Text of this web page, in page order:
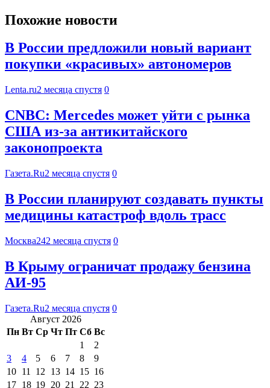
Похожие новости
В России предложили новый вариант
покупки «красивых» автономеров
Lenta.ru2 месяца спустя 0
CNBC: Mercedes может уйти с рынка
США из-за антикитайского
законопроекта
Газета.Ru2 месяца спустя 0
В России планируют создавать пункты
медицины катастроф вдоль трасс
Москва242 месяца спустя 0
В Крыму ограничат продажу бензина
АИ-95
Газета.Ru2 месяца спустя 0
Август 2026
Пн Вт Ср Чт Пт Сб Вс
1
2
3
4 5 6 7 8
9
10 11 12 13 14 15 16
17 18 19 20 21 22 23